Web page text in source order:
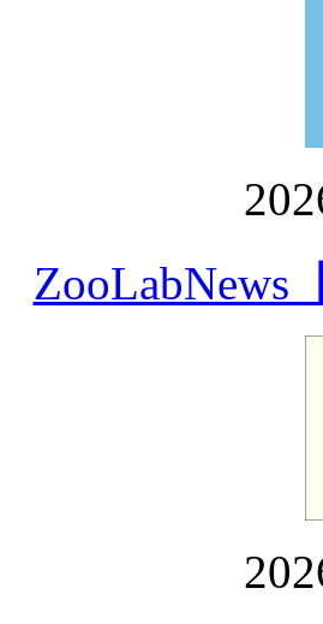
ZooLabNews